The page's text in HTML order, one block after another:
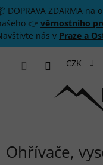
Přejít na obsah
DOPRAVA ZDARMA
👉 věrnostního
nás v Praze a
CZK
Ohřívače,